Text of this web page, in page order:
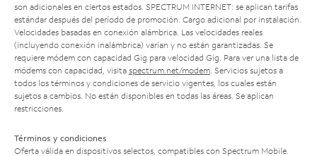
son adicionales en ciertos estados. SPECTRUM INTERNET: se aplican tarifas
estándar después del período de promoción. Cargo adicional por instalación.
Velocidades basadas en conexión alámbrica. Las velocidades reales
(incluyendo conexión inalámbrica) varían y no están garantizadas. Se
requiere módem con capacidad Gig para velocidad Gig. Para ver una lista de
módems con capacidad, visita spectrum.net/modem . Servicios sujetos a
todos los términos y condiciones de servicio vigentes, los cuales están
sujetos a cambios. No están disponibles en todas las áreas. Se aplican
restricciones.
Términos y condiciones
Oferta válida en dispositivos selectos, compatibles con Spectrum Mobile.